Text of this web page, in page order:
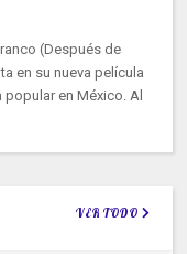
(Después de
en su nueva película
popular en México. Al
VER TODO